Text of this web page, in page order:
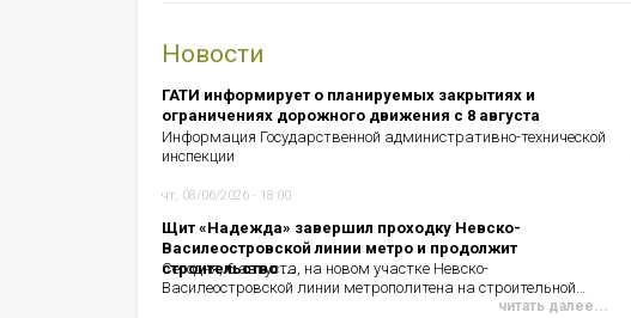
Новости
ГАТИ информирует о планируемых закрытиях и
ограничениях дорожного движения с 8 августа
Информация Государственной административно-технической
инспекции
чт, 08/06/2026 - 18:00
Щит «Надежда» завершил проходку Невско-
Василеостровской линии метро и продолжит
строительство ...
Сегодня, 6 августа, на новом участке Невско-
Василеостровской линии метрополитена на строительной…
читать далее...